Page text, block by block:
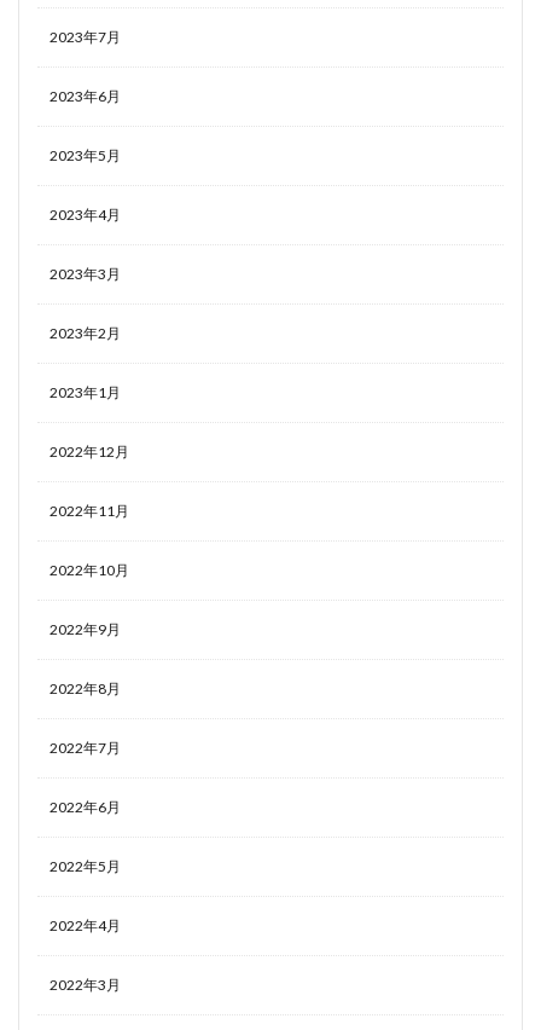
2023年7月
2023年6月
2023年5月
2023年4月
2023年3月
2023年2月
2023年1月
2022年12月
2022年11月
2022年10月
2022年9月
2022年8月
2022年7月
2022年6月
2022年5月
2022年4月
2022年3月